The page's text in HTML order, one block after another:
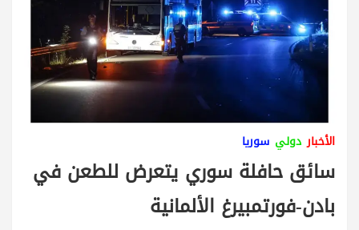
الأخبار دولي سوريا
سائق حافلة سوري يتعرض للطعن في
بادن-فورتمبيرغ الألمانية